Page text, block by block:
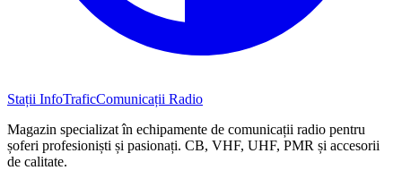
Stații InfoTraficComunicații Radio
Magazin specializat în echipamente de comunicații radio pentru
șoferi profesioniști și pasionați. CB, VHF, UHF, PMR și accesorii
de calitate.